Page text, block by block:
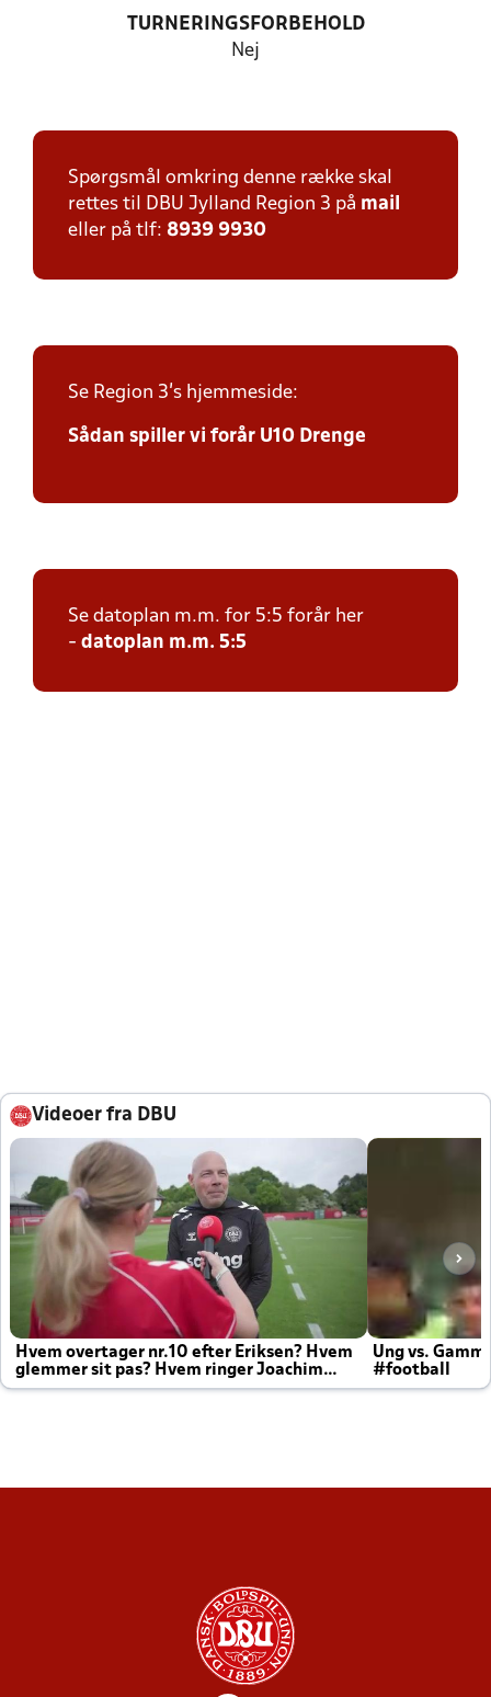
TURNERINGSFORBEHOLD
Nej
Spørgsmål omkring denne række skal
rettes til DBU Jylland Region 3 på mail
eller på tlf: 8939 9930
Se Region 3's hjemmeside:
Sådan spiller vi forår U10 Drenge
Se datoplan m.m. for 5:5 forår her
- datoplan m.m. 5:5
Videoer fra DBU
Hvem overtager nr.10 efter Eriksen? Hvem
glemmer sit pas? Hvem ringer Joachim
altid til efter kampe?
Ung vs.
#football